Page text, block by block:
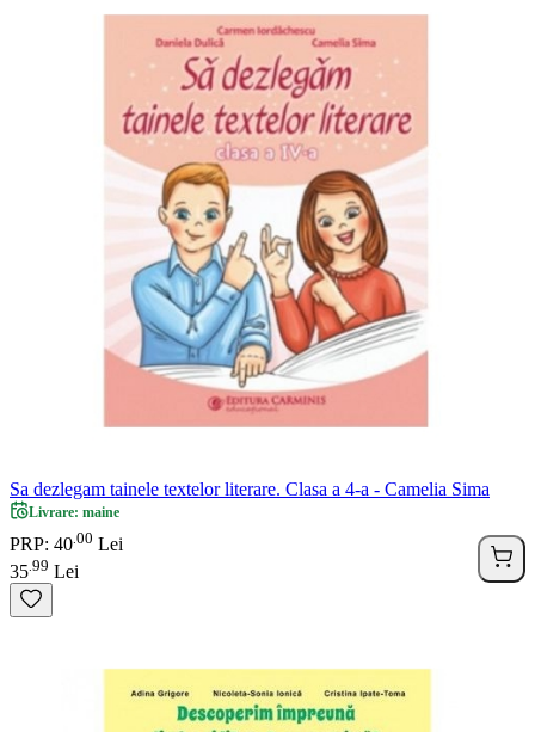
Sa dezlegam tainele textelor literare. Clasa a 4-a - Camelia Sima
Livrare: maine
PRP: 40 00 Lei
35 99 Lei